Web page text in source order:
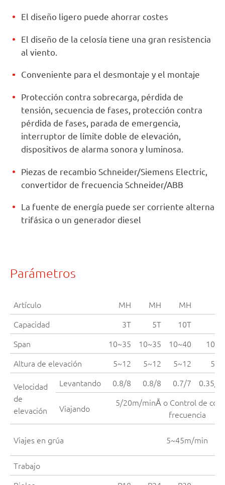
El diseño ligero puede ahorrar costes
El diseño de la celosía tiene una gran resistencia
al viento.
Conveniente para el desmontaje y el montaje
Protección contra sobrecarga, pérdida de
tensión, secuencia de fases, protección contra
pérdida de fases, parada de emergencia,
interruptor de límite doble de elevación,
dispositivos de alarma sonora y luminosa.
Piezas de recambio Schneider/Siemens Electric,
convertidor de frecuencia Schneider/ABB
La fuente de energía puede ser corriente alterna
trifásica o un generador diesel
Parámetros
Artículo MH MH MH
Capacidad
3T 5T 10T
Span
10~35 10~35 10~40
Altura de elevación
5~12 5~12 5~12
Velocidad
de
elevación
Levantando 0.8/8 0.8/8 0.7/7 0.35/
Viajando
5/20m/minĀ o Control de
frecuencia
Viajes en grúa 5~45m/min
Trabajo